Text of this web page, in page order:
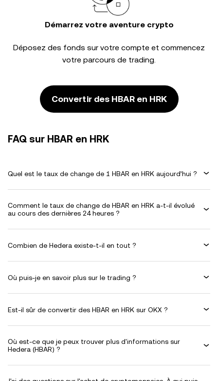
Démarrez votre aventure crypto
Déposez des fonds sur votre compte et commencez
votre parcours de trading.
Convertir des HBAR en HRK
FAQ sur HBAR en HRK
Quel est le taux de change de 1 HBAR en HRK aujourd’hui ?
Comment le taux de change de HBAR en HRK a-t-il évolué
au cours des dernières 24 heures ?
Combien de Hedera existe-t-il en tout ?
Où puis-je en savoir plus sur le trading ?
Est-il sûr de convertir des HBAR en HRK sur OKX ?
Où est-ce que je peux trouver plus d'informations sur
Hedera (HBAR) ?